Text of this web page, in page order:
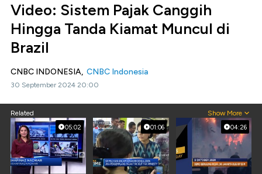
Video: Sistem Pajak Canggih
Hingga Tanda Kiamat Muncul di
Brazil
CNBC INDONESIA, CNBC Indonesia
30 September 2024 20:00
Related Show More
05:02 01:06 04:26